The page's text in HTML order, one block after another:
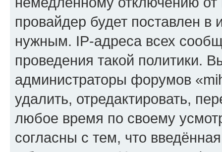
провайдер будет поставлен в
нужным. IP-адреса всех
проведения такой политики.
администраторы форумов
удалить, отредактировать,
любое время по своему
согласны с тем, что